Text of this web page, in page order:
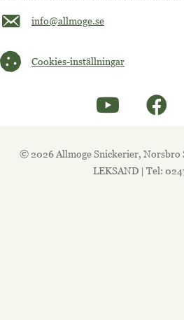
Maila oss på info@allmoge.se
info@allmoge.se
Cookies-inställningar
Cookies-inställningar
© 2026 Allmoge Snickerier, Norsbro
LEKSAND | Tel: